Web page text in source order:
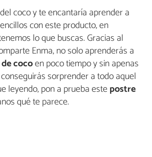
coco y te encantaría aprender a
con este producto, en
lo que buscas. Gracias al
Enma, no solo aprenderás a
cocoen poco tiempo y sin apenas
sorprender a todo aquel
leyendo, pon a prueba estepostre
qué te parece.